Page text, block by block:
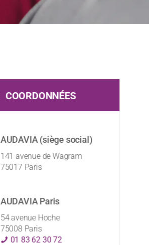
COORDONNÉES
AUDAVIA (siège social)
141 avenue de Wagram
75017 Paris
AUDAVIA Paris
54 avenue Hoche
75008 Paris
01 83 62 30 72